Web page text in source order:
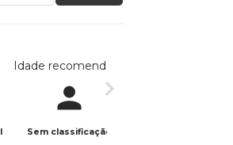
Idade recomendada
Sem classificação